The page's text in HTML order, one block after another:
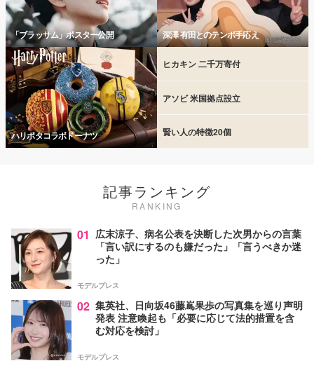
「ブラッサム」ポスター公開 深澤 有田とのテンポ手応え
ハリポタコラボドーナツ
ヒカキン 二千万寄付
アソビ 米国拠点設立
賢い人の特徴20個
記事ランキング
RANKING
01 広末涼子、病名公表を決断した次男からの言葉
「言い訳にするのも嫌だった」「言うべきか迷
った」
モデルプレス
02 集英社、日向坂46藤嶌果歩の写真集を巡り声明
発表 注意喚起も「必要に応じて法的措置を含
む対応を検討」
モデルプレス